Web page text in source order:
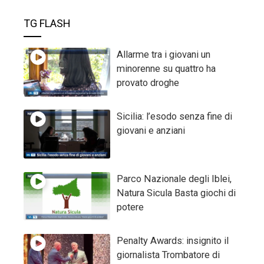
TG FLASH
Allarme tra i giovani un
minorenne su quattro ha
provato droghe
Sicilia: l’esodo senza fine di
giovani e anziani
Parco Nazionale degli Iblei,
Natura Sicula Basta giochi di
potere
Penalty Awards: insignito il
giornalista Trombatore di